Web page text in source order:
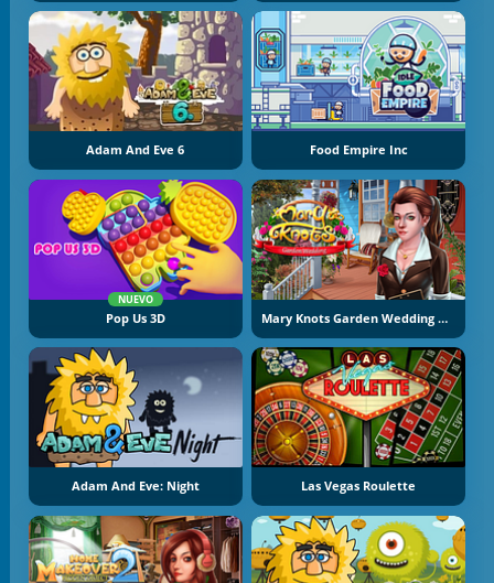
Adam And Eve 6 Food Empire Inc
NUEVO
Pop Us 3D Mary Knots Garden Wedding Hidden Object
Adam And Eve: Night Las Vegas Roulette